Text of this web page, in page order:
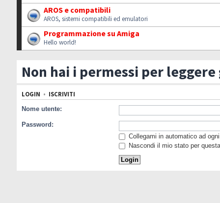
AROS e compatibili
AROS, sistemi compatibili ed emulatori
Programmazione su Amiga
Hello world!
Non hai i permessi per
LOGIN • ISCRIVITI
Nome utente:
Password:
Collegami in automatico ad
Nascondi il mio stato per